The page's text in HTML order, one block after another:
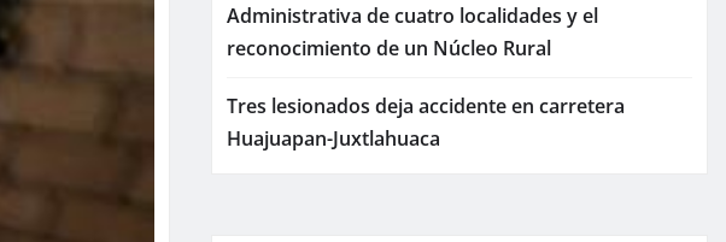
Administrativa de cuatro localidades y el
reconocimiento de un Núcleo Rural
Tres lesionados deja accidente en carretera
Huajuapan-Juxtlahuaca